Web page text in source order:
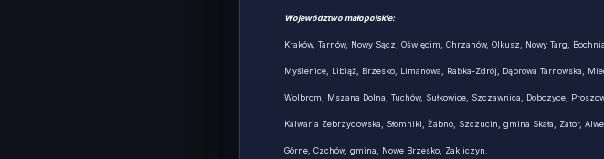
Województwo małopolskie:
Kraków, Tarnów, Nowy Sącz, Oświęcim, Chrzanów, Olkusz, Nowy Targ,
Myślenice, Libiąż, Brzesko, Limanowa, Rabka-Zdrój, Dąbrowa Tarnowska,
Wolbrom, Mszana Dolna, Tuchów, Sułkowice, Szczawnica, Dobczyce,
Kalwaria Zebrzydowska, Słomniki, Żabno, Szczucin, gmina Skała, Zator,
Górne, Czchów, gmina, Nowe Brzesko, Zakliczyn.